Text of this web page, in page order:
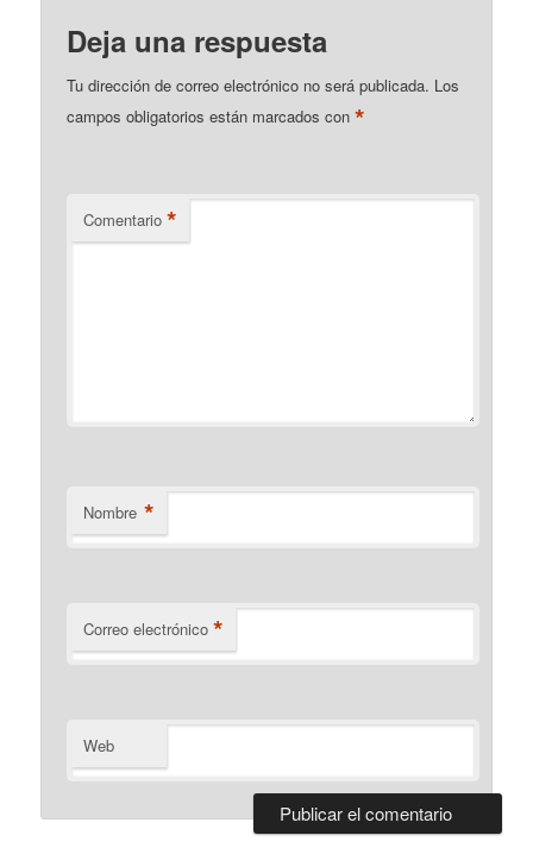
Deja una respuesta
Tu dirección de correo electrónico no será publicada. Los
campos obligatorios están marcados con*
Comentario *
Nombre *
Correo electrónico *
Web